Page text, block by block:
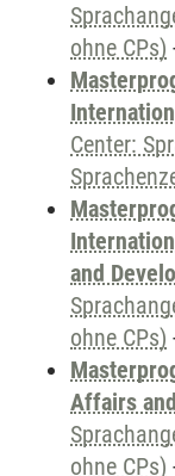
ohne CPs)
Center:
and
ohne CPs)
Affairs
ohne CPs)